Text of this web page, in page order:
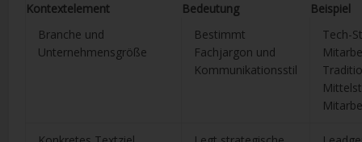
Kontextelement Bedeutung
Beispiel
Branche und
Unternehmensgröße
Bestimmt
Fachjargon und
Kommunikationsstil
Tech-